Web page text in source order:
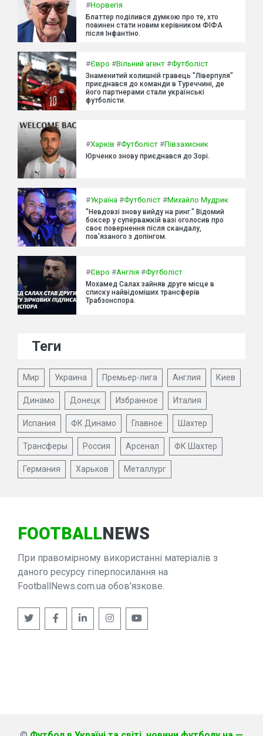
#Норвегія
Блаттер поділився думкою про те, хто
повинен стати новим керівником ФІФА
після Інфантіно.
#Євро #Вільний агент #Футболіст
Знаменитий колишній гравець "Ліверпуля"
приєднався до команди в Туреччині, де
його партнерами стали українські
футболісти.
#Харків #Футболіст #Півзахисник
Юрченко знову приєднався до Зорі.
#Україна #Футболіст #Михайло Мудрик
"Невдовзі знову вийду на ринг." Відомий
боксер у суперважкій вазі оголосив про
своє повернення після скандалу,
пов'язаного з допінгом.
#Євро #Англія #Футболіст
Мохамед Салах зайняв друге місце в
списку найвідоміших трансферів
Трабзонспора.
Теги
Мир Украина Премьер-лига Англия Киев
Динамо Донецк Избранное Италия
Испания ФК Динамо Главное Шахтер
Трансферы Россия Арсенал ФК Шахтер
Германия Харьков Металлург
FOOTBALLNEWS
При правомірному використанні матеріалів з
даного ресурсу гіперпосилання на
FootballNews.com.ua обов'язкове.